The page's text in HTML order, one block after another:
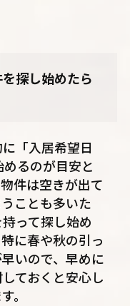
探し始めたら
「入居希望日
るのが目安と
件は空きが出て
ことも多いた
って探し始め
に春や秋の引っ
いので、早めに
ておくと安心し
。